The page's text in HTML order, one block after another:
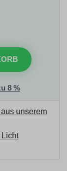
8 %
unserem
Licht